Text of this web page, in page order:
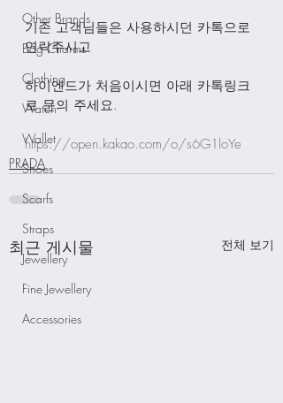
Other Brands
Bag Charms
Clothing
Watch
Wallet
Shoes
Scarfs
Straps
Jewellery
Fine Jewellery
Accessories
기존 고객님들은 사용하시던 카톡으로
연락주시고
하이엔드가 처음이시면 아래 카톡링크
로 문의 주세요.
https://open.kakao.com/o/s6G1loYe
PRADA
최근 게시물 전체 보기